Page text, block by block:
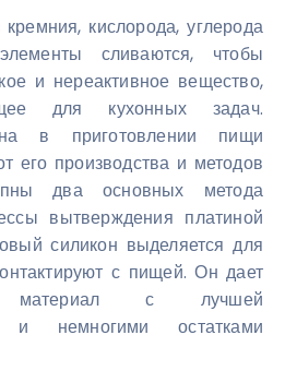
кремния, кислорода, углерода
сливаются, чтобы
и нереактивное вещество,
для кухонных задач.
в приготовлении пищи
его производства и методов
два основных метода
вытверждения платиной
силикон выделяется для
с пищей. Он дает
материал с лучшей
и немногими остатками